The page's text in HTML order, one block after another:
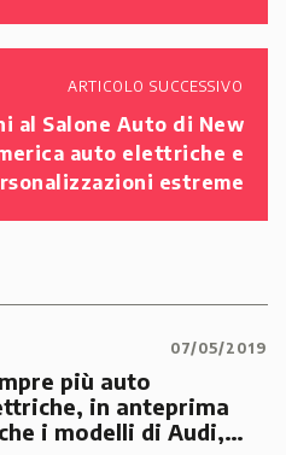
ARTICOLO SUCCESSIVO
al Salone Auto di New
auto elettriche e
estreme
07/05/2019
più auto
in anteprima
i modelli di Audi,